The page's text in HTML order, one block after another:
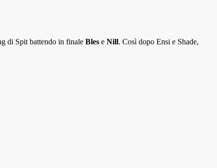
di Spit battendo in finale Bles e Nill. Così dopo Ensi e Shade,